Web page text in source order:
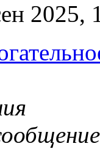
2025,